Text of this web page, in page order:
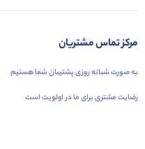
مرکز تماس مشتریان
به صورت شبانه روزی پشتیبان شما هستیم
رضایت مشتری برای ما در اولویت است